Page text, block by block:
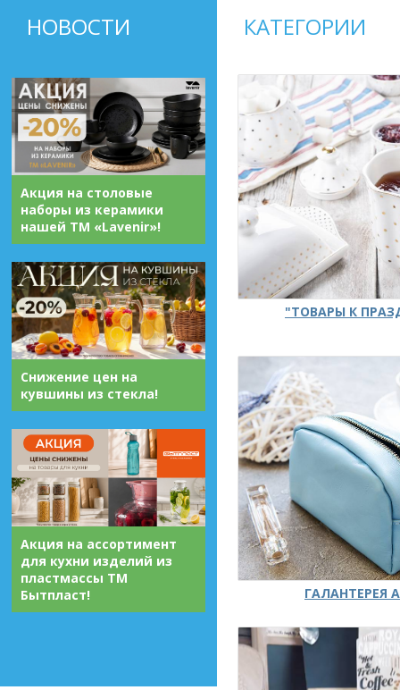
НОВОСТИ
Акция на столовые
наборы из керамики
нашей ТМ «Lavenir»!
Снижение цен на
кувшины из стекла!
Акция на ассортимент
для кухни изделий из
пластмассы ТМ
Бытпласт!
КАТЕГОРИИ
"ТОВАРЫ К
ГАЛАНТЕРЕЯ